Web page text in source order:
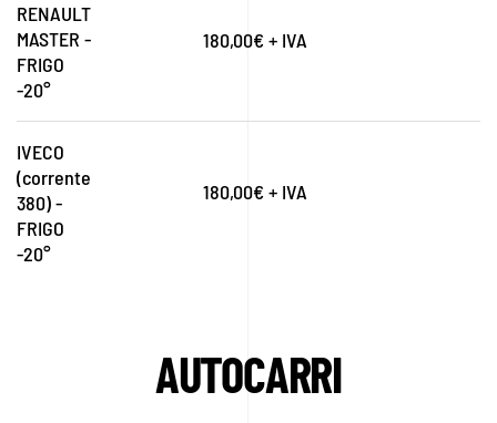
RENAULT
MASTER -
FRIGO
-20°
180,00€ + IVA
IVECO
(corrente
380) -
FRIGO
-20°
180,00€ + IVA
AUTOCARRI